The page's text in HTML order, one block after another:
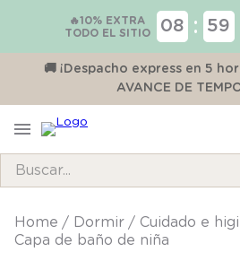
🔥10% EXTRA
TODO EL SITIO
08 : 59
🚚 ¡Despacho express en 5
AVANCE DE
dormir
cuidado e
Capa de baño de niña
TÉRMINOS MÁS BUSCADOS
1